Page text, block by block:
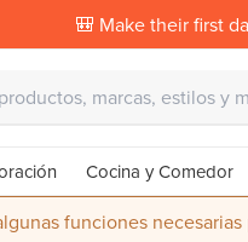
🎒 Make their first
Cocina y Comedor
funciones